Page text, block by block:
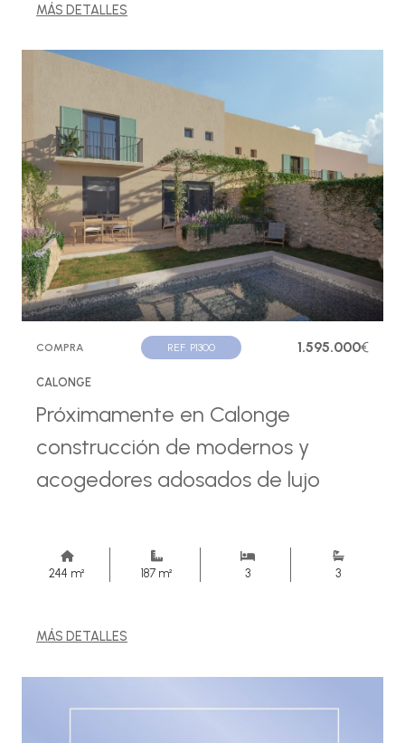
MÁS DETALLES
COMPRA REF. P1300 1.595.000€
CALONGE
Próximamente en Calonge
construcción de modernos y
acogedores adosados de lujo
244 m² 187 m² 3 3
MÁS DETALLES